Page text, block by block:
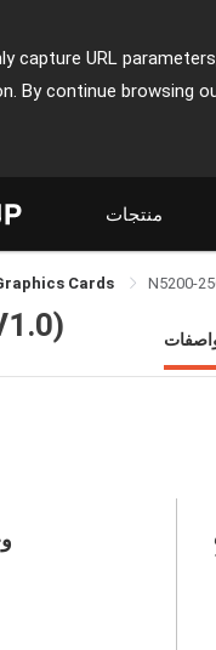
capture URL
By continue browsing
منتجات
Cards N5200-